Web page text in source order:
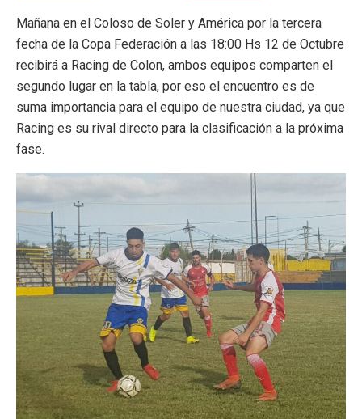
Mañana en el Coloso de Soler y América por la tercera
fecha de la Copa Federación a las 18:00 Hs 12 de Octubre
recibirá a Racing de Colon, ambos equipos comparten el
segundo lugar en la tabla, por eso el encuentro es de
suma importancia para el equipo de nuestra ciudad, ya que
Racing es su rival directo para la clasificación a la próxima
fase.